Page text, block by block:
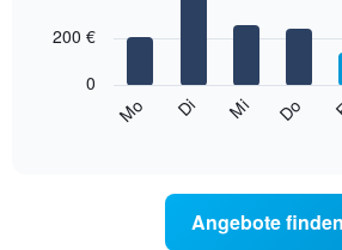
bars.
durchschnittlichen
Mo Di Mi Do
0
200 €
Angebote finden